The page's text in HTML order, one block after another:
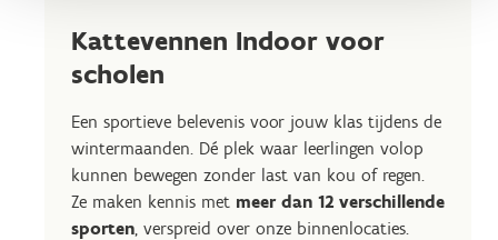
Kattevennen Indoor voor
scholen
Een sportieve belevenis voor jouw klas tijdens de
wintermaanden. Dé plek waar leerlingen volop
kunnen bewegen zonder last van kou of regen.
Ze maken kennis met meer dan 12 verschillende
sporten, verspreid over onze binnenlocaties.